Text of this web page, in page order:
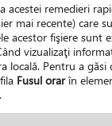
acestei remedieri
mai recente) care
acestor fişiere sunt
vizualizaţi
locală. Pentru a
Fusul orarîn